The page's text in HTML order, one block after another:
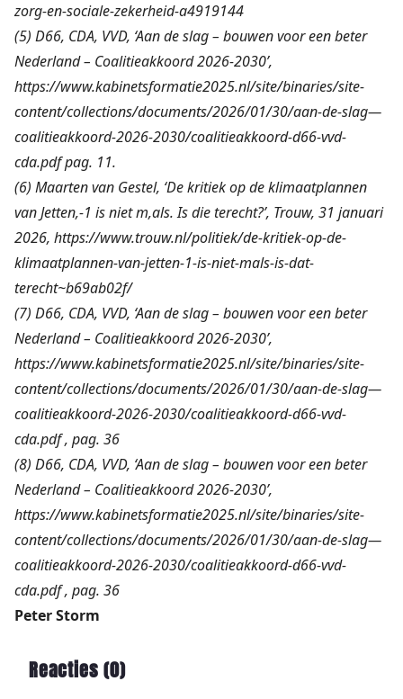
zorg-en-sociale-zekerheid-a4919144
(5) D66, CDA, VVD, ‘Aan de slag – bouwen voor een beter
Nederland – Coalitieakkoord 2026-2030’,
https://www.kabinetsformatie2025.nl/site/binaries/site-
content/collections/documents/2026/01/30/aan-de-slag—
coalitieakkoord-2026-2030/coalitieakkoord-d66-vvd-
cda.pdfpag. 11.
(6) Maarten van Gestel, ‘De kritiek op de klimaatplannen
van Jetten,-1 is niet m,als. Is die terecht?’, Trouw, 31 januari
2026, https://www.trouw.nl/politiek/de-kritiek-op-de-
klimaatplannen-van-jetten-1-is-niet-mals-is-dat-
terecht~b69ab02f/
(7) D66, CDA, VVD, ‘Aan de slag – bouwen voor een beter
Nederland – Coalitieakkoord 2026-2030’,
https://www.kabinetsformatie2025.nl/site/binaries/site-
content/collections/documents/2026/01/30/aan-de-slag—
coalitieakkoord-2026-2030/coalitieakkoord-d66-vvd-
cda.pdf, pag. 36
(8) D66, CDA, VVD, ‘Aan de slag – bouwen voor een beter
Nederland – Coalitieakkoord 2026-2030’,
https://www.kabinetsformatie2025.nl/site/binaries/site-
content/collections/documents/2026/01/30/aan-de-slag—
coalitieakkoord-2026-2030/coalitieakkoord-d66-vvd-
cda.pdf, pag. 36
Peter Storm
Reacties (0)